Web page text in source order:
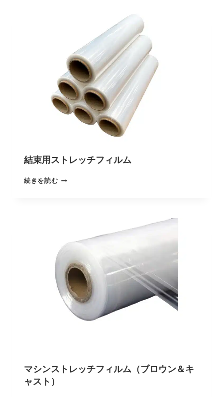
結束用ストレッチフィルム
続きを読む
マシンストレッチフィルム（ブロウン＆キ
ャスト）